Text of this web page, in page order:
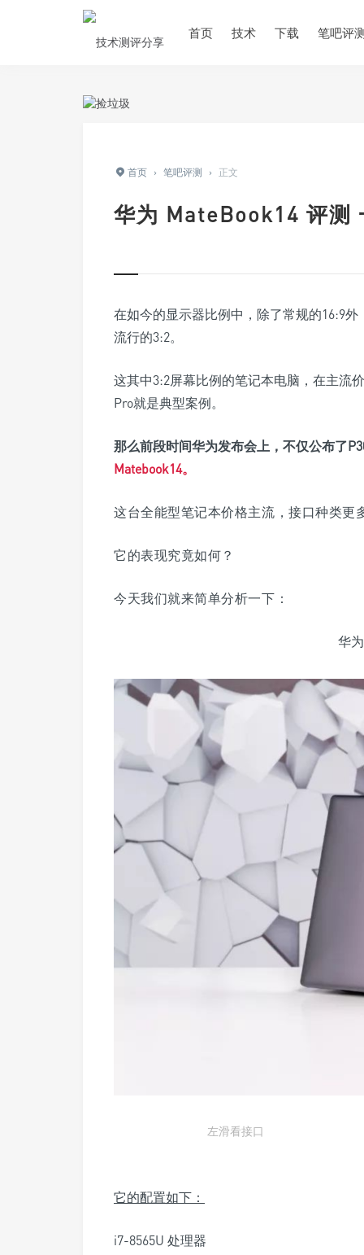
首页 技术 下载 笔吧评
首页 › 笔吧评测 › 正文
华为 MateBook14 评测
在如今的显示器比例中，除了常规的16:9
流行的3:2。
这其中3:2屏幕比例的笔记本电脑，在主流
Pro就是典型案例。
那么前段时间华为发布会上，不仅公布了
Matebook14。
这台全能型笔记本价格主流，接口种类更
它的表现究竟如何？
今天我们就来简单分析一下：
华
左滑看接口
它的配置如下：
i7-8565U 处理器